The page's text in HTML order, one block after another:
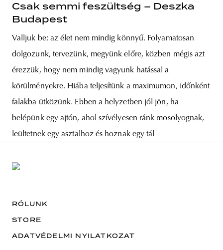
Csak semmi feszültség – Deszka
Budapest
Valljuk be: az élet nem mindig könnyű. Folyamatosan
dolgozunk, tervezünk, megyünk előre, közben mégis azt
érezzük, hogy nem mindig vagyunk hatással a
körülményekre. Hiába teljesítünk a maximumon, időnként
falakba ütközünk. Ebben a helyzetben jól jön, ha
belépünk egy ajtón, ahol szívélyesen ránk mosolyognak,
leültetnek egy asztalhoz és hoznak egy tál
RÓLUNK
STORE
ADATVÉDELMI NYILATKOZAT